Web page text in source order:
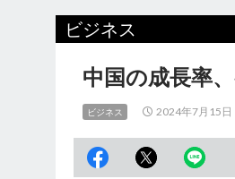
ビジネス
中国の成長率
ビジネス 2024年7月15日